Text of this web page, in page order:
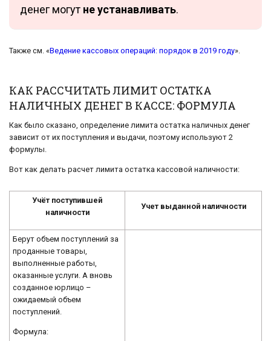
денег могут не устанавливать.
Также см. «Ведение кассовых операций: порядок в 2019 году».
КАК РАССЧИТАТЬ ЛИМИТ ОСТАТКА
НАЛИЧНЫХ ДЕНЕГ В КАССЕ: ФОРМУЛА
Как было сказано, определение лимита остатка наличных денег
зависит от их поступления и выдачи, поэтому используют 2
формулы.
Вот как делать расчет лимита остатка кассовой наличности:
Учёт поступившей
наличности
Учет выданной наличности
Берут объем поступлений за
проданные товары,
выполненные работы,
оказанные услуги. А вновь
созданное юрлицо –
ожидаемый объем
поступлений.
Формула: